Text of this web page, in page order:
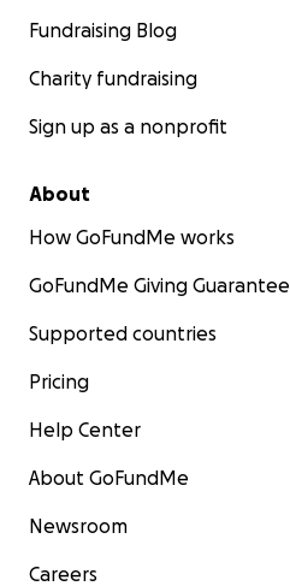
Fundraising Blog
Charity fundraising
Sign up as a nonprofit
About
How GoFundMe works
GoFundMe Giving Guarantee
Supported countries
Pricing
Help Center
About GoFundMe
Newsroom
Careers